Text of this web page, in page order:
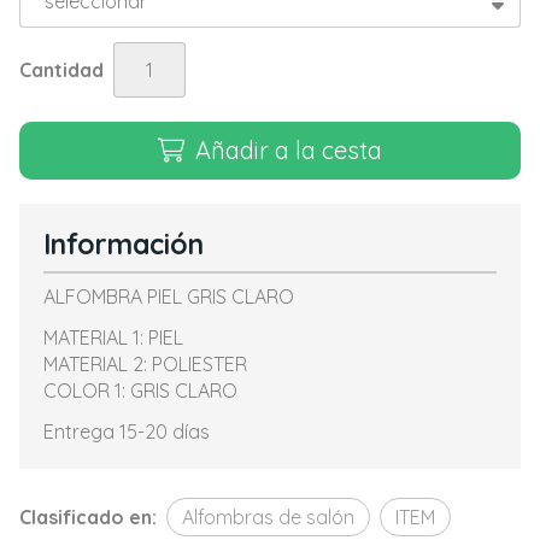
Cantidad
Añadir a la cesta
Información
ALFOMBRA PIEL GRIS CLARO
MATERIAL 1: PIEL
MATERIAL 2: POLIESTER
COLOR 1: GRIS CLARO
Entrega 15-20 días
Clasificado en: Alfombras de salón ITEM